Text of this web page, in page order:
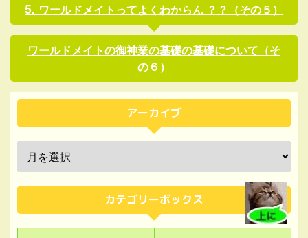
ワールドメイトってよくわからん ？？（その５）
ワールドメイトの御神業の基礎の基礎について（そ
の６）
アーカイブ
カテゴリーボックス